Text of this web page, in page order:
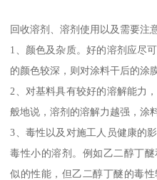
回收溶剂、溶剂使用以及需要注
1、颜色及杂质。好的溶剂应尽
的颜色较深，则对涂料干后的涂
2、对基料具有较好的溶解能力
般地说，溶剂的溶解力越强，涂
3、毒性以及对施工人员健康的
毒性小的溶剂。例如乙二醇丁
似的性能，但乙二醇丁醚的毒